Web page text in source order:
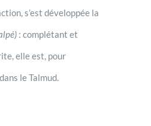
s’est développée la
: complétant et
elle est, pour
le Talmud.